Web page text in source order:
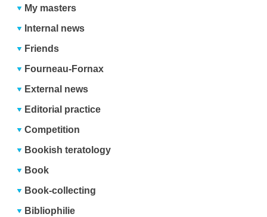
My masters
Internal news
Friends
Fourneau-Fornax
External news
Editorial practice
Competition
Bookish teratology
Book
Book-collecting
Bibliophilie